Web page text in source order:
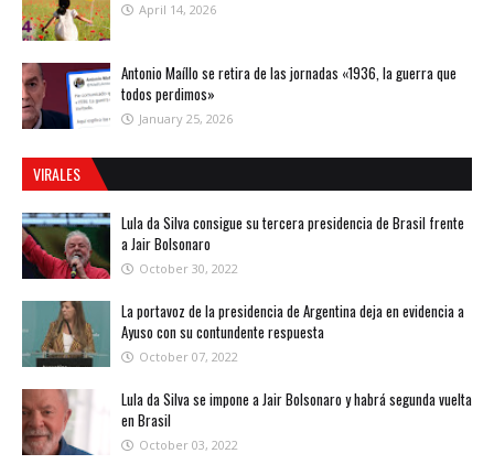
April 14, 2026
Antonio Maíllo se retira de las jornadas «1936, la guerra que
todos perdimos»
January 25, 2026
VIRALES
Lula da Silva consigue su tercera presidencia de Brasil frente
a Jair Bolsonaro
October 30, 2022
La portavoz de la presidencia de Argentina deja en evidencia a
Ayuso con su contundente respuesta
October 07, 2022
Lula da Silva se impone a Jair Bolsonaro y habrá segunda vuelta
en Brasil
October 03, 2022